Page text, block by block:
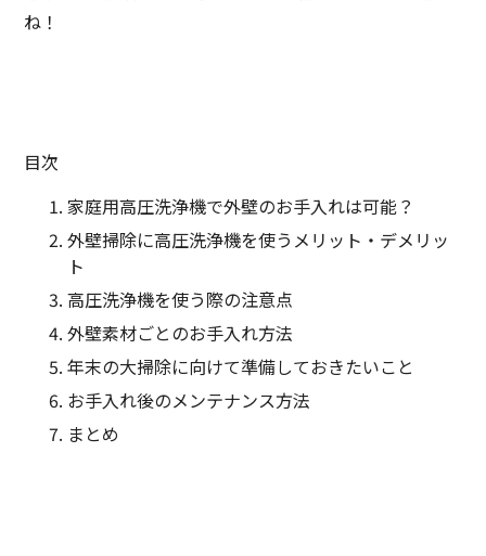
ね！
目次
家庭用高圧洗浄機で外壁のお手入れは可能？
外壁掃除に高圧洗浄機を使うメリット・デメリッ
ト
高圧洗浄機を使う際の注意点
外壁素材ごとのお手入れ方法
年末の大掃除に向けて準備しておきたいこと
お手入れ後のメンテナンス方法
まとめ